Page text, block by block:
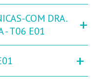
COM DRA.
- T06 E01
+
+